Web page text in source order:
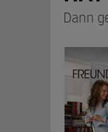
Dann